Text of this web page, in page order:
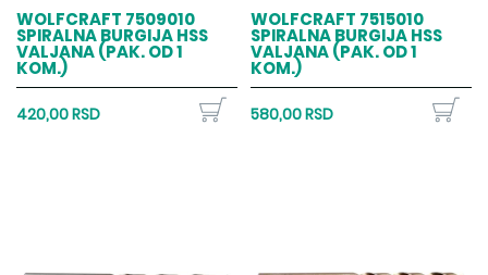
WOLFCRAFT 7509010
SPIRALNA BURGIJA HSS
VALJANA (PAK. OD 1
KOM.)
420,00 RSD
WOLFCRAFT 7515010
SPIRALNA BURGIJA HSS
VALJANA (PAK. OD 1
KOM.)
580,00 RSD